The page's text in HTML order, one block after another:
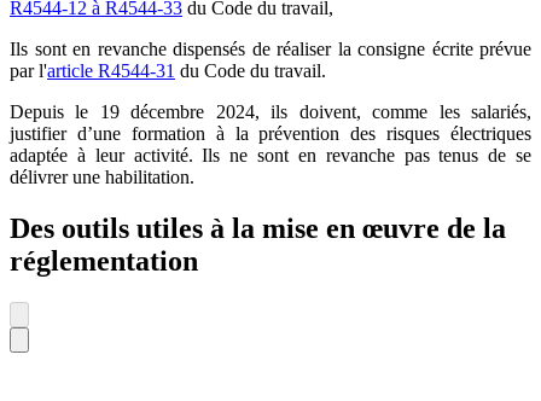
R4544-12 à R4544-33 du Code du travail,
Ils sont en revanche dispensés de réaliser la consigne écrite prévue
par l'article R4544-31 du Code du travail.
Depuis le 19 décembre 2024, ils doivent, comme les salariés,
justifier d’une formation à la prévention des risques électriques
adaptée à leur activité. Ils ne sont en revanche pas tenus de se
délivrer une habilitation.
Des outils utiles à la mise en œuvre de la
réglementation